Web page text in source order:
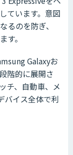
ています。意図
るのを防ぎ、
す。
Galaxyお
階的に展開さ
チ、自動車、メ
バイス全体で利